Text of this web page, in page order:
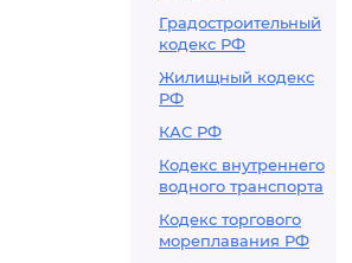
Градостроительный
кодекс РФ
Жилищный кодекс
РФ
КАС РФ
Кодекс внутреннего
водного транспорта
Кодекс торгового
мореплавания РФ